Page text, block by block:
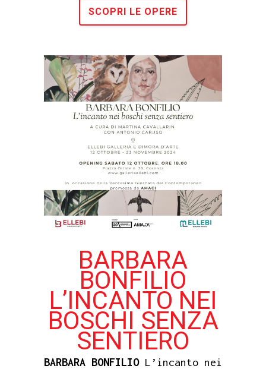
SCOPRI LE OPERE
BARBARA
BONFILIO
L’INCANTO NEI
BOSCHI SENZA
SENTIERO
BARBARA BONFILIOL’incanto nei